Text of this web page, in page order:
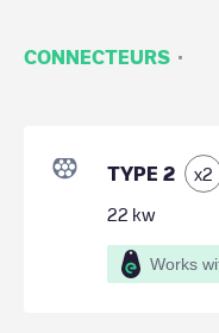
CONNECTEURS ·
TYPE 2 x2
22 kw
Works